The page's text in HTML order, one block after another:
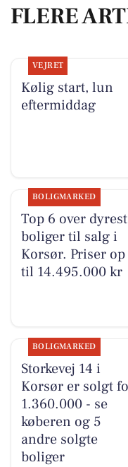
FLERE
VEJRET
Kølig start, lun
eftermiddag
BOLIGMARKED
Top 6 over
boliger til salg i
Korsør. Priser op
til 14.495.000 kr
BOLIGMARKED
Storkevej 14 i
Korsør er solgt
1.360.000 - se
køberen og 5
andre solgte
boliger